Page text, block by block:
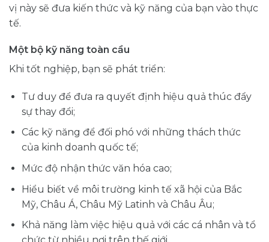
vị này sẽ đưa kiến ​​thức và kỹ năng của bạn vào thực
tế.
Một bộ kỹ năng toàn cầu
Khi tốt nghiệp, bạn sẽ phát triển:
Tư duy để đưa ra quyết định hiệu quả thúc đẩy
sự thay đổi;
Các kỹ năng để đối phó với những thách thức
của kinh doanh quốc tế;
Mức độ nhận thức văn hóa cao;
Hiểu biết về môi trường kinh tế xã hội của Bắc
Mỹ, Châu Á, Châu Mỹ Latinh và Châu Âu;
Khả năng làm việc hiệu quả với các cá nhân và tổ